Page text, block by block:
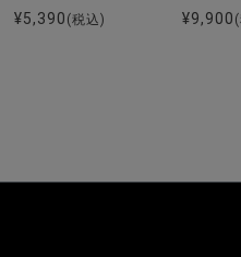
¥5,390 (税込)
¥9,900